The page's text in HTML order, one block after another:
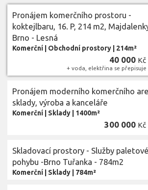
Pronájem komerčního prostoru -
koktejlbaru, 16. P, 214 m2,
Brno - Lesná
Komerční Obchodní prostory 214m²
40 000 Kč
+ voda, elektřina se přepisuje
Pronájem moderního komerčního
sklady, výroba a kanceláře
Komerční Sklady 1400m²
300 000 Kč
Skladovací prostory - Služby
pohybu -Brno Tuřanka - 784m2
Komerční Sklady 784m²